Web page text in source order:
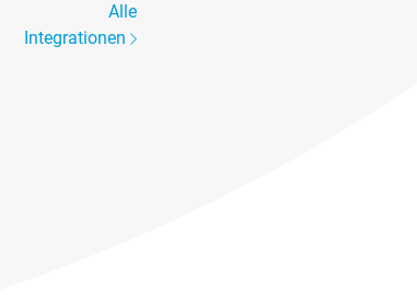
Alle
Integrationen